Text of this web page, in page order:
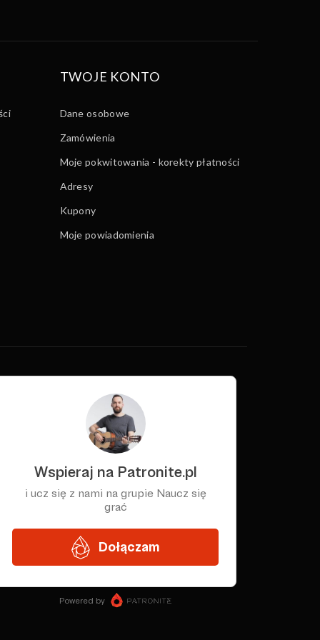
TWOJE KONTO
Dane osobowe
Zamówienia
Moje pokwitowania - korekty płatności
Adresy
Kupony
Moje powiadomienia